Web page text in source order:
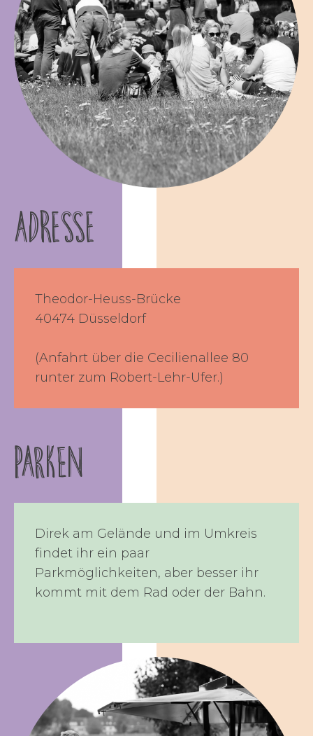
Adresse
Theodor-Heuss-Brücke
40474 Düsseldorf
(Anfahrt über die Cecilienallee 80
runter zum Robert-Lehr-Ufer.)
PARKEN
Direk am Gelände und im Umkreis
findet ihr ein paar
Parkmöglichkeiten, aber besser ihr
kommt mit dem Rad oder der Bahn.